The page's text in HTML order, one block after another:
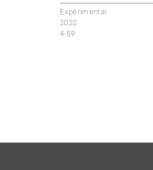
Expérimental
2022
4:59